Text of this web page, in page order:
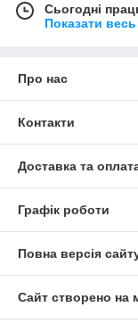
Сьогодні
Показати
Про нас
Контакти
Доставка та
Графік роботи
Повна версія
Сайт створено на